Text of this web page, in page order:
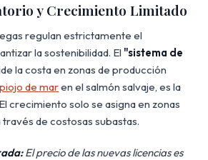
y Crecimiento Limitado
regulan estrictamente el
la sostenibilidad. El "sistema de
la costa en zonas de producción
piojo de maren el salmón salvaje, es la
crecimiento solo se asigna en zonas
de costosas subastas.
El precio de las nuevas licencias es